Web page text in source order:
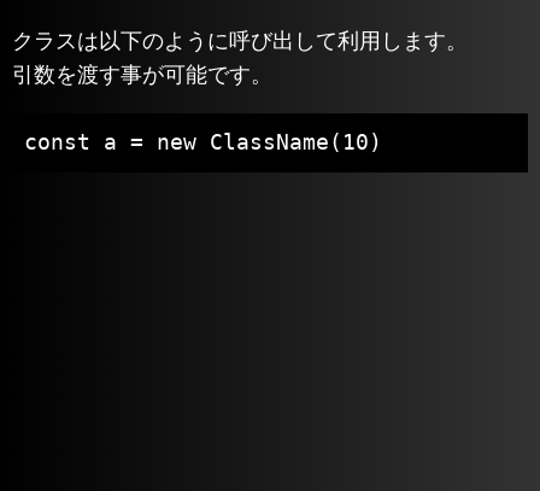
クラスは以下のように呼び出して利用します。
引数を渡す事が可能です。
const a = new ClassName(10)